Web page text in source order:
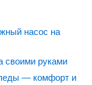
насос на
своими руками
— комфорт и